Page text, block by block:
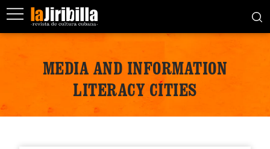
MEDIA AND INFORMATION
LITERACY CITIES